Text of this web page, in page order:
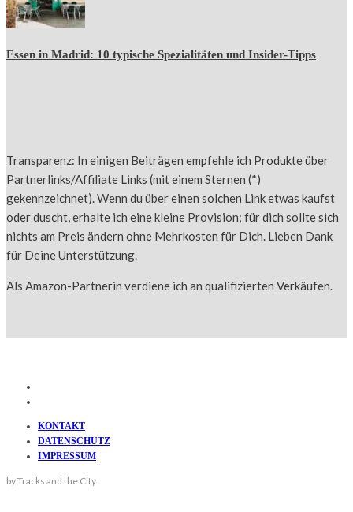
Essen in Madrid: 10 typische Spezialitäten und Insider-Tipps
Transparenz: In einigen Beiträgen empfehle ich Produkte über
Partnerlinks/Affiliate Links (mit einem Sternen (*)
gekennzeichnet). Wenn du über einen solchen Link etwas kaufst
oder duscht, erhalte ich eine kleine Provision; für dich sollte sich
nichts am Preis ändern ohne Mehrkosten für Dich. Lieben Dank
für Deine Unterstützung.
Als Amazon-Partnerin verdiene ich an qualifizierten Verkäufen.
KONTAKT
DATENSCHUTZ
IMPRESSUM
by Tracks and the City